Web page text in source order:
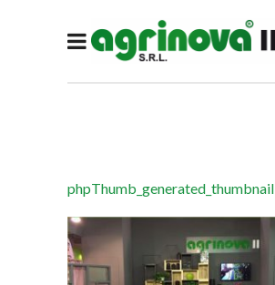
phpThumb_generated_thumbnail